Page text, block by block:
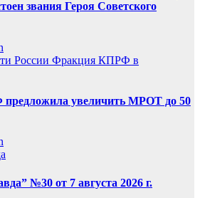
звания Героя Советского
России Фракция КПРФ в
увеличить МРОТ до 50
№30 от 7 августа 2026 г.